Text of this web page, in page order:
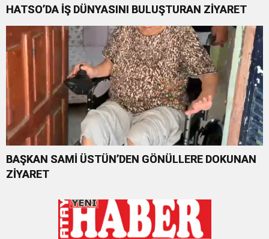
HATSO’DA İŞ DÜNYASINI BULUŞTURAN ZİYARET
BAŞKAN SAMİ ÜSTÜN’DEN GÖNÜLLERE DOKUNAN
ZİYARET